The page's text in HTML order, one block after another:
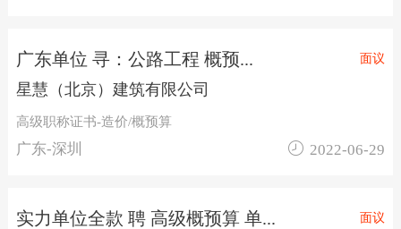
广东单位 寻：公路工程 概预... 面议
星慧（北京）建筑有限公司
高级职称证书-造价/概预算
广东-深圳  2022-06-29
实力单位全款 聘 高级概预算 单... 面议